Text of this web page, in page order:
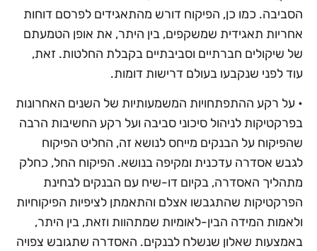
הסביבה. כמו כן, הפיקוח דורש מהתאגידים לפרסם דוחות
אחריות תאגידית שמשקפים, בין היתר, את אופן הטמעתם
של שיקולים חברתיים וסביבתיים בקבלת החלטות. זאת,
עוד לפני שנקבעו בעולם דרישות דומות.
• על רקע ההתפתחויות המשמעותיות של השנים האחרונות
בפרקטיקות לניהול סיכוני סביבה ועל רקע החשיבות הרבה
שהפיקוח על הבנקים מייחס לנושא זה, החליט הפיקוח
לגבש אסדרה עדכנית ומקיפה בנושא. הפיקוח החל, כחלק
מתהליך האסדרה, בקיום דו-שיח עם הבנקים לבחינת
הפרקטיקות שהתגבשו אצלם והתאמתן לציפיות הפיקוחיות
ולאמות המידה הבין-לאומיות שמתהוות וזאת, בין היתר,
באמצעות שאלון שנשלח לבנקים. האסדרה שתגובש צפויה